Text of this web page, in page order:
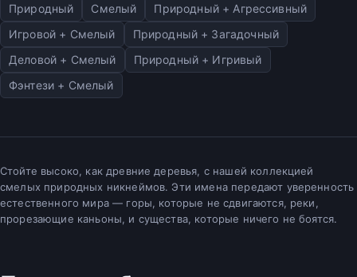
Природный Смелый
Природный + Агрессивный
Игровой + Смелый
Природный + Загадочный
Деловой + Смелый
Природный + Игривый
Фэнтези + Смелый
Стойте высоко, как древние деревья, с нашей коллекцией
смелых природных никнеймов. Эти имена передают уверенность
естественного мира — горы, которые не сдвигаются, реки,
прорезающие каньоны, и существа, которые ничего не боятся.